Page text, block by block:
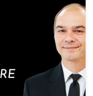
est revenue vers
sa session. Nous avons
si nous a indiqué
Nassira. J’ai demandé est